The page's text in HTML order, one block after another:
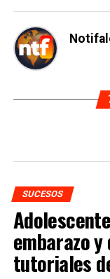
SUCESOS
embarazo
tutoriales